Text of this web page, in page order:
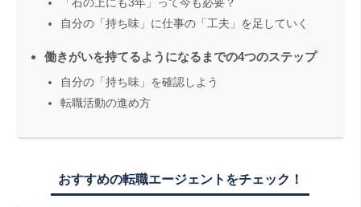
自分の「持ち味」に仕事の「工夫」を足していく
働きがいを持てるようになるまでの4つのステップ
自分の「持ち味」を確認しよう
転職活動の進め方
おすすめの転職エージェントをチェック！